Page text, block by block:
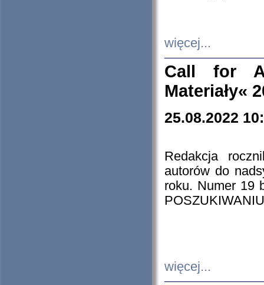
więcej...
Call for
Materiały«
25.08.2022
Redakcja
autorów do
roku. Numer 19
więcej...